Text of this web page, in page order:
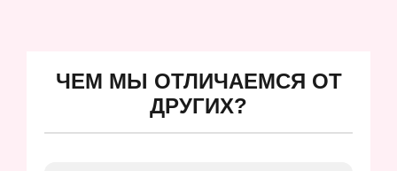
ЧЕМ МЫ ОТЛИЧАЕМСЯ ОТ
ДРУГИХ?